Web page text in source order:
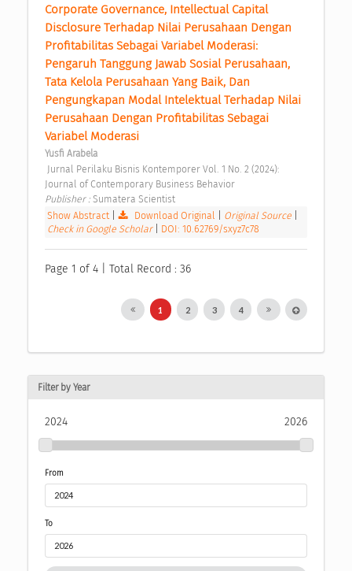
Corporate Governance, Intellectual Capital
Disclosure Terhadap Nilai Perusahaan Dengan
Profitabilitas Sebagai Variabel Moderasi:
Pengaruh Tanggung Jawab Sosial Perusahaan,
Tata Kelola Perusahaan Yang Baik, Dan
Pengungkapan Modal Intelektual Terhadap Nilai
Perusahaan Dengan Profitabilitas Sebagai
Variabel Moderasi
Yusfi Arabela
Journal of Contemporary Business Behavior
Publisher : Sumatera Scientist
Show Abstract| Download Original Original Source
Check in Google Scholar
DOI: 10.62769/sxyz7c78
Page 1 of 4 | Total Record : 36
1 2 3 4
Filter by Year
2024 2026
From
To